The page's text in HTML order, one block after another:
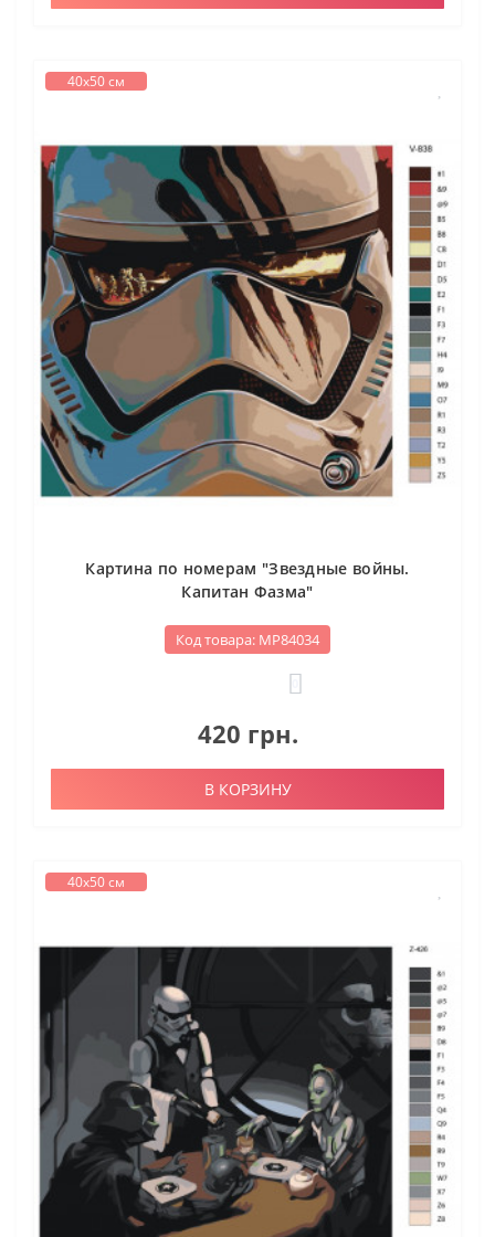
40х50 см
Картина по номерам "Звездные войны.
Капитан Фазма"
Код товара: МР84034
420 грн.
В КОРЗИНУ
40х50 см